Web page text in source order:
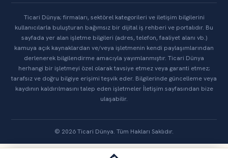
Ticari Dünya; firmaları, sektörel kategorileri ve iletişim bilgilerini
kullanıcılarla buluşturan bağımsız bir dijital iş rehberi ve portalıdır. Bu
sayfada yer alan işletme bilgileri (adres, telefon, faaliyet alanı vb.)
kamuya açık kaynaklardan ve/veya işletmenin kendi paylaşımlarından
derlenerek bilgilendirme amacıyla yayımlanmıştır. Ticari Dünya
herhangi bir işletmeyi özel olarak tavsiye etmez veya garanti etmez;
tarafsız ve doğru bilgiye erişimi teşvik eder. Bilgilerinde güncelleme veya
kaydının kaldırılmasını talep eden işletmeler İletişim sayfasından bize
ulaşabilir.
© 2026 Ticari Dünya. Tüm Hakları Saklıdır.